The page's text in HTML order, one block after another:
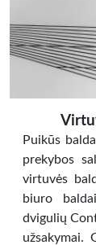
Puikūs
prekybos
virtuvės
biuro
dvigulių
užsakymai.